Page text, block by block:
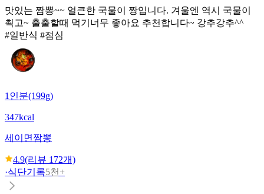
맛있는 짬뽕~~ 얼큰한 국물이 짱입니다. 겨울엔 역시 국물이
쵝고~ 출출할때 먹기너무 좋아요 추천합니다~ 강추강추^^
#일반식 #점심
1인분(199g)
347kcal
세이면 짬뽕
4.9(리뷰 172개)
·식단기록5천+